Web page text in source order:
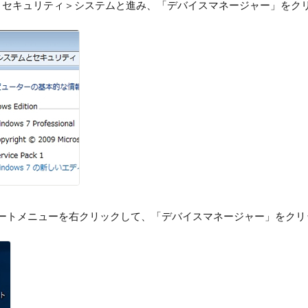
キュリティ＞システムと進み、「デバイスマネージャー」をク
メニューを右クリックして、「デバイスマネージャー」をクリ